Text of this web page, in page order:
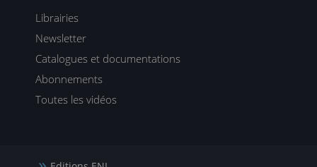
Librairies
Newsletter
Catalogues et documentations
Abonnements
Toutes les vidéos